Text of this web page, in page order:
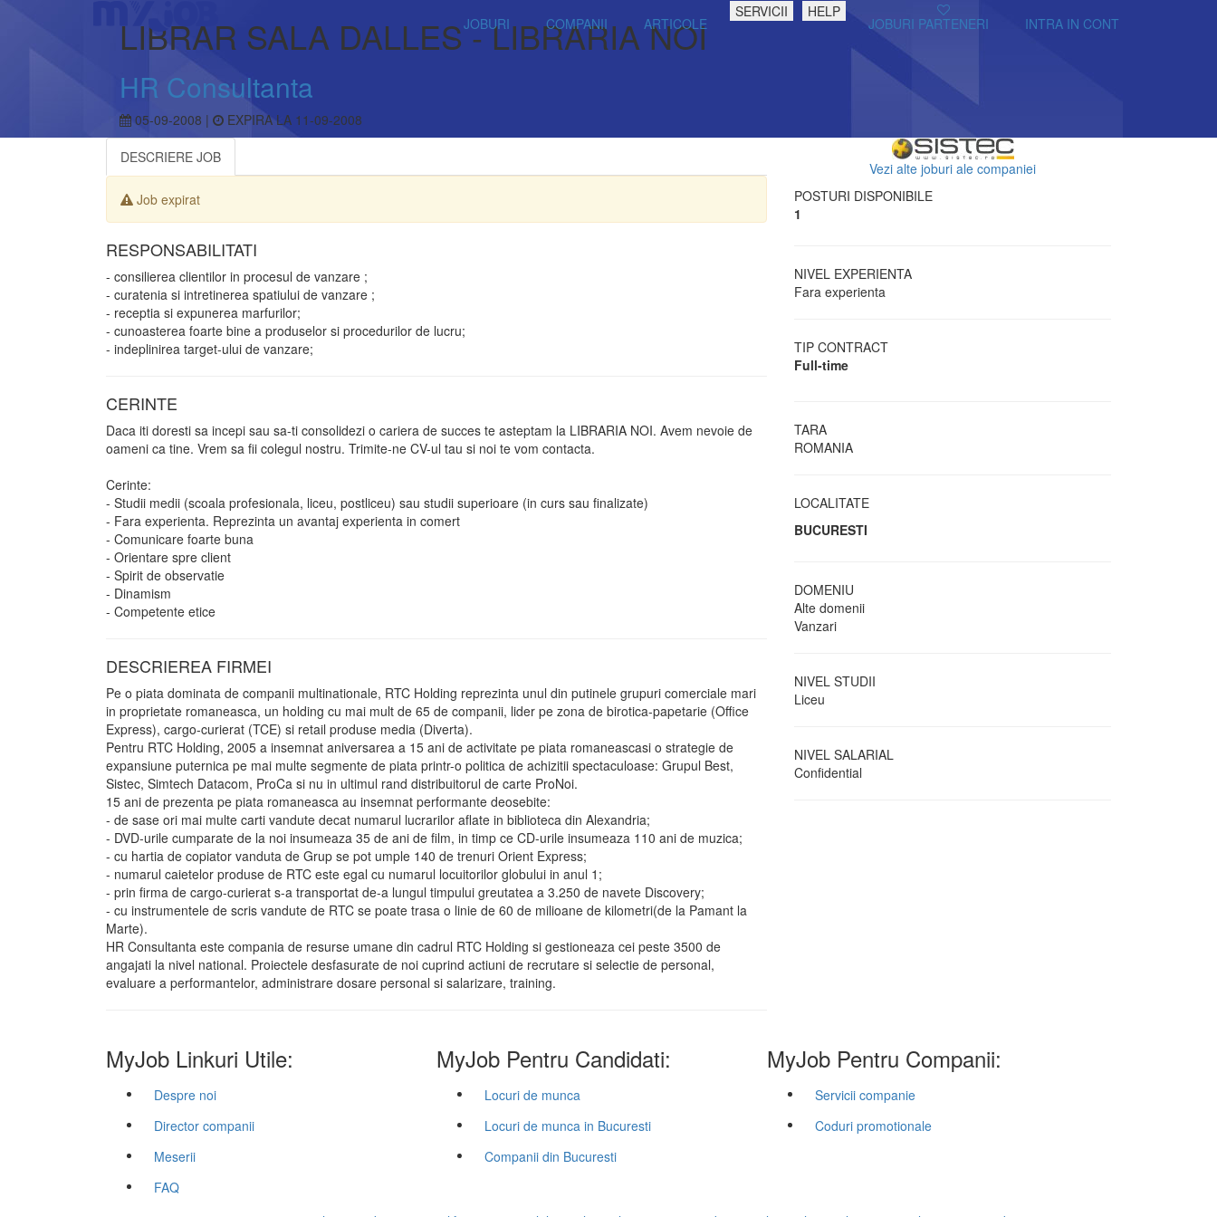
JOBURI COMPANII ARTICOLE
SERVICII HELP
JOBURI PARTENERI INTRA IN CONT
LIBRAR SALA DALLES - LIBRARIA NOI
HR Consultanta
05-09-2008 | EXPIRA LA 11-09-2008
Vezi alte joburi ale companiei
POSTURI DISPONIBILE
1
NIVEL EXPERIENTA
Fara experienta
TIP CONTRACT
Full-time
TARA
ROMANIA
LOCALITATE
BUCURESTI
DOMENIU
Alte domenii
Vanzari
NIVEL STUDII
Liceu
NIVEL SALARIAL
Confidential
DESCRIERE JOB
Job expirat
RESPONSABILITATI
- consilierea clientilor in procesul de vanzare ;
- curatenia si intretinerea spatiului de vanzare ;
- receptia si expunerea marfurilor;
- cunoasterea foarte bine a produselor si procedurilor de lucru;
- indeplinirea target-ului de vanzare;
CERINTE
Daca iti doresti sa incepi sau sa-ti consolidezi o cariera de succes te asteptam la LIBRARIA NOI. Avem nevoie de
oameni ca tine. Vrem sa fii colegul nostru. Trimite-ne CV-ul tau si noi te vom contacta.
Cerinte:
- Studii medii (scoala profesionala, liceu, postliceu) sau studii superioare (in curs sau finalizate)
- Fara experienta. Reprezinta un avantaj experienta in comert
- Comunicare foarte buna
- Orientare spre client
- Spirit de observatie
- Dinamism
- Competente etice
DESCRIEREA FIRMEI
Pe o piata dominata de companii multinationale, RTC Holding reprezinta unul din putinele grupuri comerciale mari
in proprietate romaneasca, un holding cu mai mult de 65 de companii, lider pe zona de birotica-papetarie (Office
Express), cargo-curierat (TCE) si retail produse media (Diverta).
Pentru RTC Holding, 2005 a insemnat aniversarea a 15 ani de activitate pe piata romaneascasi o strategie de
expansiune puternica pe mai multe segmente de piata printr-o politica de achizitii spectaculoase: Grupul Best,
Sistec, Simtech Datacom, ProCa si nu in ultimul rand distribuitorul de carte ProNoi.
15 ani de prezenta pe piata romaneasca au insemnat performante deosebite:
- de sase ori mai multe carti vandute decat numarul lucrarilor aflate in biblioteca din Alexandria;
- DVD-urile cumparate de la noi insumeaza 35 de ani de film, in timp ce CD-urile insumeaza 110 ani de muzica;
- cu hartia de copiator vanduta de Grup se pot umple 140 de trenuri Orient Express;
- numarul caietelor produse de RTC este egal cu numarul locuitorilor globului in anul 1;
- prin firma de cargo-curierat s-a transportat de-a lungul timpului greutatea a 3.250 de navete Discovery;
- cu instrumentele de scris vandute de RTC se poate trasa o linie de 60 de milioane de kilometri(de la Pamant la
Marte).
HR Consultanta este compania de resurse umane din cadrul RTC Holding si gestioneaza cei peste 3500 de
angajati la nivel national. Proiectele desfasurate de noi cuprind actiuni de recrutare si selectie de personal,
evaluare a performantelor, administrare dosare personal si salarizare, training.
MyJob Linkuri Utile:
Despre noi
Director companii
Meserii
FAQ
MyJob Pentru Candidati:
Locuri de munca
Locuri de munca in Bucuresti
Companii din Bucuresti
MyJob Pentru Companii:
Servicii companie
Coduri promotionale